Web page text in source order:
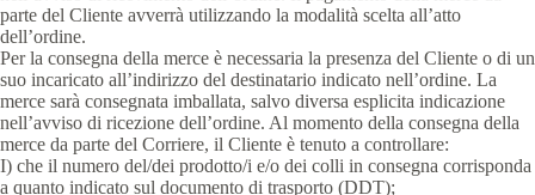
parte del Cliente avverrà utilizzando la modalità scelta all’atto
dell’ordine.
Per la consegna della merce è necessaria la presenza del Cliente o di un
suo incaricato all’indirizzo del destinatario indicato nell’ordine. La
merce sarà consegnata imballata, salvo diversa esplicita indicazione
nell’avviso di ricezione dell’ordine. Al momento della consegna della
merce da parte del Corriere, il Cliente è tenuto a controllare:
I) che il numero del/dei prodotto/i e/o dei colli in consegna corrisponda
a quanto indicato sul documento di trasporto (DDT);